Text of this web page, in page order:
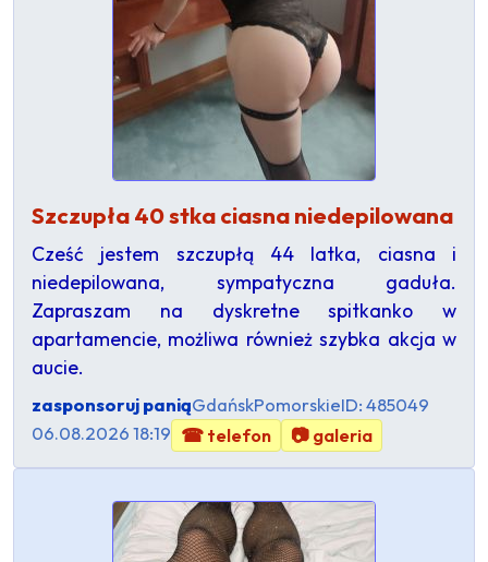
Szczupła 40 stka ciasna niedepilowana
Cześć jestem szczupłą 44 latka, ciasna i
niedepilowana, sympatyczna gaduła.
Zapraszam na dyskretne spitkanko w
apartamencie, możliwa również szybka akcja w
aucie.
zasponsoruj paniąGdańskPomorskieID: 485049
06.08.2026 18:19 ☎ telefon 📷 galeria